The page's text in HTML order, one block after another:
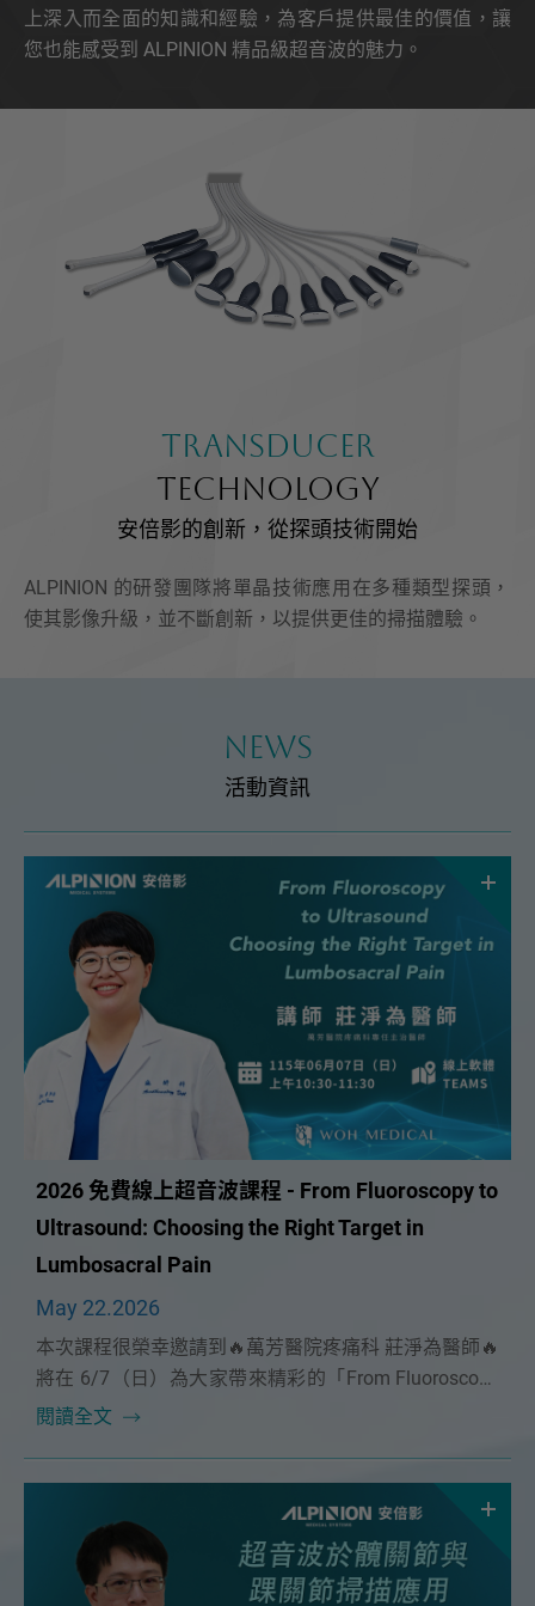
上深入而全面的知識和經驗，為客戶提供最佳的價值，讓
您也能感受到 ALPINION 精品級超音波的魅力。
TRANSDUCER
TECHNOLOGY
安倍影的創新，從探頭技術開始
ALPINION 的研發團隊將單晶技術應用在多種類型探頭，
使其影像升級，並不斷創新，以提供更佳的掃描體驗。
NEWS
活動資訊
2026 免費線上超音波課程 - From Fluoroscopy to
Ultrasound: Choosing the Right Target in
Lumbosacral Pain
May 22.2026
本次課程很榮幸邀請到🔥萬芳醫院疼痛科 莊淨為醫師🔥
將在 6/7（日）為大家帶來精彩的「From Fluoroscopy
to Ultrasound: Choosing the Right Target in
閱讀全文